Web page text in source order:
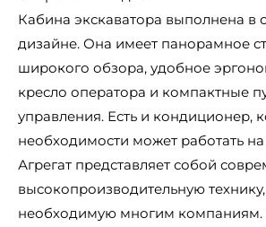
Кабина экскаватора выполнена в
дизайне. Она имеет панорамное
широкого обзора, удобное
кресло оператора и компактные
управления. Есть и кондиционер,
необходимости может работать
Агрегат представляет собой
высокопроизводительную технику,
необходимую многим компаниям.